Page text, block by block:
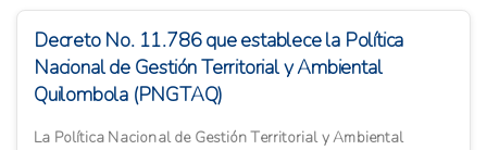
Decreto No. 11.786 que establece la Política
Nacional de Gestión Territorial y Ambiental
Quilombola (PNGTAQ)
La Política Nacional de Gestión Territorial y Ambiental